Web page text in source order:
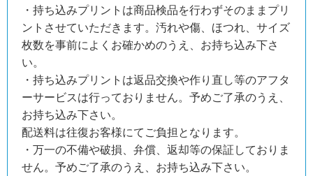
・持ち込みプリントは商品検品を行わずそのままプリ
ントさせていただきます。汚れや傷、ほつれ、サイズ
枚数を事前によくお確かめのうえ、お持ち込み下さ
い。
・持ち込みプリントは返品交換や作り直し等のアフタ
ーサービスは行っておりません。予めご了承のうえ、
お持ち込み下さい。
配送料は往復お客様にてご負担となります。
・万一の不備や破損、弁償、返却等の保証しておりま
せん。予めご了承のうえ、お持ち込み下さい。